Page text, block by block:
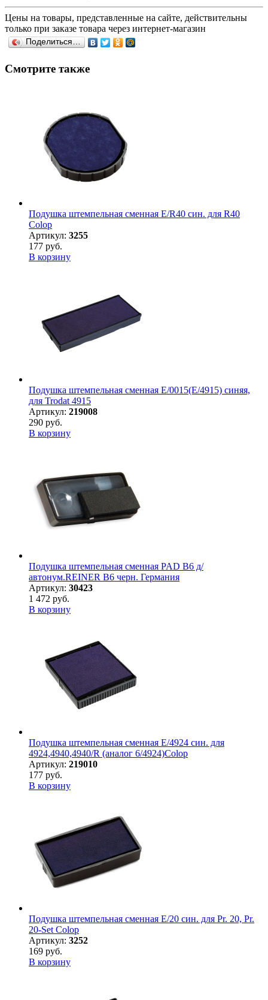
Цены на товары, представленные на сайте, действительны
только при заказе товара через интернет-магазин
Поделиться…
Смотрите также
Подушка штемпельная сменная E/R40 син. для R40
Colop
Артикул: 3255
177 руб.
В корзину
Подушка штемпельная сменная E/0015(E/4915) синяя,
для Trodat 4915
Артикул: 219008
290 руб.
В корзину
Подушка штемпельная сменная PAD B6 д/
автонум.REINER B6 черн. Германия
Артикул: 30423
1 472 руб.
В корзину
Подушка штемпельная сменная E/4924 син. для
4924,4940,4940/R (аналог 6/4924)Colop
Артикул: 219010
177 руб.
В корзину
Подушка штемпельная сменная E/20 син. для Pr. 20, Pr.
20-Set Colop
Артикул: 3252
169 руб.
В корзину